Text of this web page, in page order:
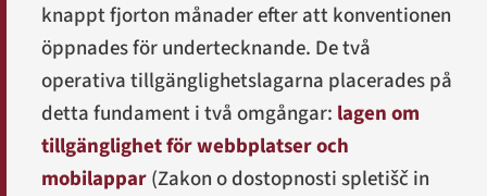
knappt fjorton månader efter att konventionen
öppnades för undertecknande. De två
operativa tillgänglighetslagarna placerades på
detta fundament i två omgångar: lagen om
tillgänglighet för webbplatser och
mobilappar(Zakon o dostopnosti spletišč in